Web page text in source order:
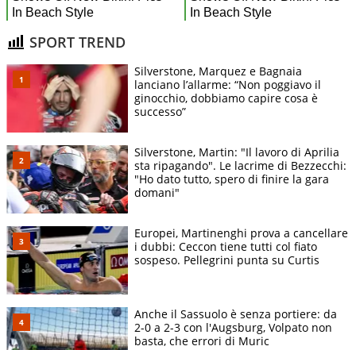
SPORT TREND
Silverstone, Marquez e Bagnaia
lanciano l’allarme: “Non poggiavo il
ginocchio, dobbiamo capire cosa è
successo”
Silverstone, Martin: "Il lavoro di Aprilia
sta ripagando". Le lacrime di Bezzecchi:
"Ho dato tutto, spero di finire la gara
domani"
Europei, Martinenghi prova a cancellare
i dubbi: Ceccon tiene tutti col fiato
sospeso. Pellegrini punta su Curtis
Anche il Sassuolo è senza portiere: da
2-0 a 2-3 con l'Augsburg, Volpato non
basta, che errori di Muric